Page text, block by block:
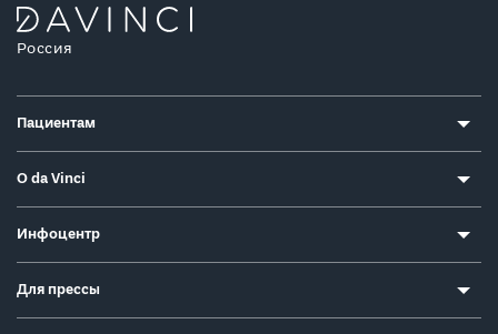
Россия
Пациентам
О da Vinci
Инфоцентр
Для прессы